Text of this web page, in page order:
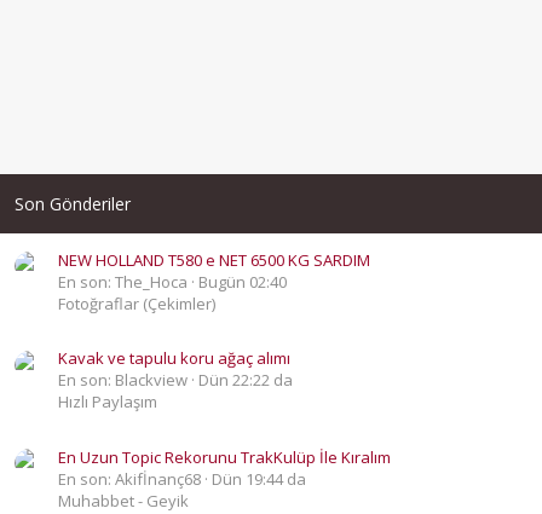
Son Gönderiler
NEW HOLLAND T580 e NET 6500 KG SARDIM
En son: The_Hoca
Bugün 02:40
Fotoğraflar (Çekimler)
Kavak ve tapulu koru ağaç alımı
En son: Blackview Dün 22:22 da
Hızlı Paylaşım
En Uzun Topic Rekorunu TrakKulüp İle Kıralım
En son: Akifİnanç68 Dün 19:44 da
Muhabbet - Geyik